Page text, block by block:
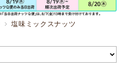
塩味ミックスナッツ